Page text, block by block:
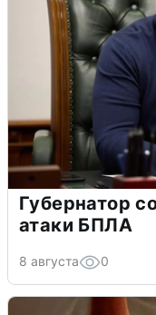
Губернатор
атаки БПЛА
8 августа 0